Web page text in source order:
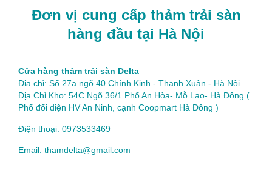
Đơn vị cung cấp thảm trải sàn
hàng đầu tại Hà Nội
Cửa hàng thảm trải sàn Delta
Địa chỉ: Số 27a ngõ 40 Chính Kinh - Thanh Xuân - Hà Nội
Địa Chỉ Kho: 54C Ngõ 36/1 Phố An Hòa- Mỗ Lao- Hà Đông (
Phố đối diện HV An Ninh, cạnh Coopmart Hà Đông )
Điện thoại: 0973533469
Email: thamdelta@gmail.com